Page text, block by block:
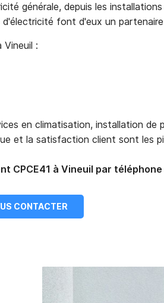
générale, depuis les
font d'eux un
:
en climatisation, installation
et la satisfaction client sont les
CPCE41 à Vineuil par
CONTACTER